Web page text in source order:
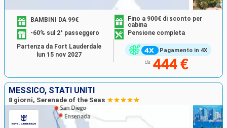
Pagamento in 4X
BAMBINI DA 99€
Fino a 900€ di sconto per
cabina
-60% sul 2° passeggero
Pensione completa
da 444 €
Partenza da Fort Lauderdale
lun 15 nov 2027
MESSICO, STATI UNITI
8 giorni, Serenade of the Seas